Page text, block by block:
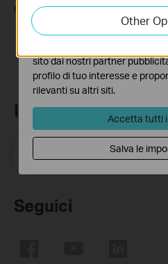
quando è collegato allo Switch
03-15-2021
Iscriviti alla
Seguici
Other
attività sul nostro sito allo
funzionalità.
sito dai nostri partner
profilo di tuo interesse e
rilevanti su altri siti.
Accetta tutti
Salva le